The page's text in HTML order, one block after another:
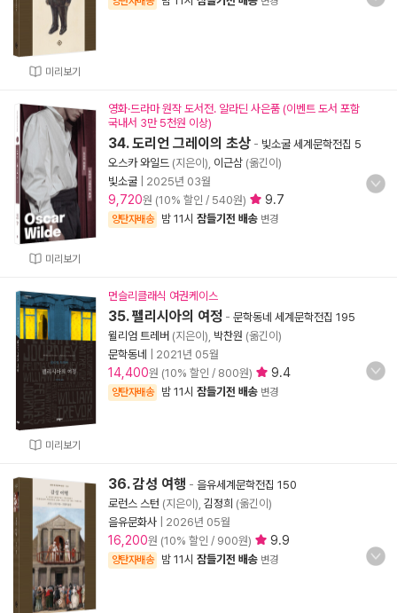
미리보기
미리보기
영화·드라마 원작 도서전. 알라딘 사은품 (이벤트 도서 포함
국내서 3만 5천원 이상)
34. 도리언 그레이의 초상 - 빛소굴 세계문학전집 5
오스카 와일드 (지은이), 이근삼 (옮긴이)
빛소굴
2025년 03월
9,720원 (10% 할인 / 540원) 9.7
양탄자배송 밤 11시 잠들기전 배송 변경
미리보기
먼슬리클래식 여권케이스
35. 펠리시아의 여정 - 문학동네 세계문학전집 195
윌리엄 트레버 (지은이), 박찬원 (옮긴이)
문학동네
2021년 05월
14,400원 (10% 할인 / 800원) 9.4
양탄자배송 밤 11시 잠들기전 배송 변경
36. 감성 여행 - 을유세계문학전집 150
로런스 스턴 (지은이), 김정희 (옮긴이)
을유문화사
2026년 05월
16,200원 (10% 할인 / 900원) 9.9
양탄자배송 밤 11시 잠들기전 배송 변경